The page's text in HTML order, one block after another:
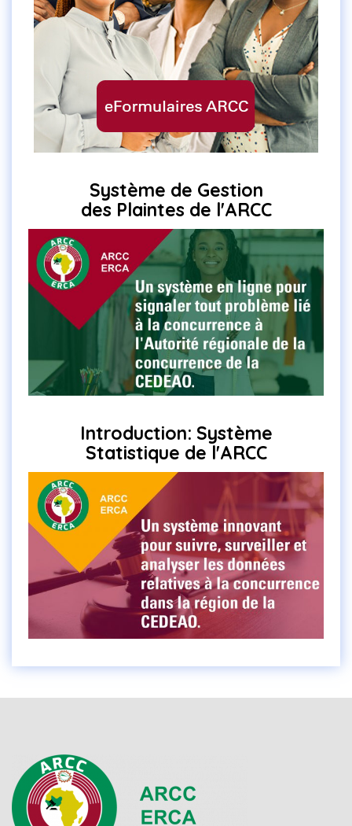
Système de Gestion
des Plaintes de l'ARCC
Introduction: Système
Statistique de l'ARCC